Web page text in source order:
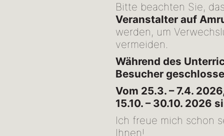
Bitte beachten Sie,
Veranstalter auf
werden, um
vermeiden.
Während des
Besucher
Vom 25.3. – 7.4.
15.10. – 30.10. 2026
Ich freue mich schon
Ihnen!